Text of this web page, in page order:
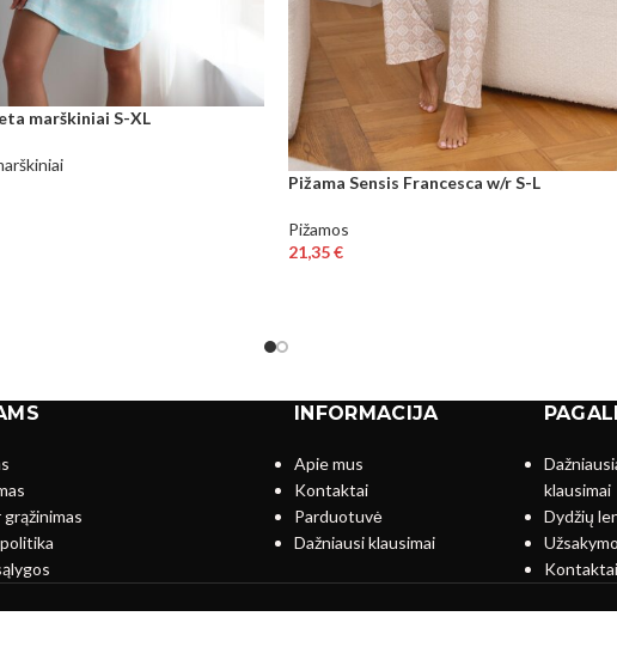
marškiniai S-XL
Pižama Sensis Francesca w/r S-L
Pižamos
21,35€
INFORMACIJA
Apie mus
Kontaktai
Parduotuvė
Dažniausi klausimai
klausimai
Dydžių
Kontaktai